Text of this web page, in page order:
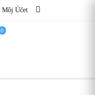
Môj Účet
0